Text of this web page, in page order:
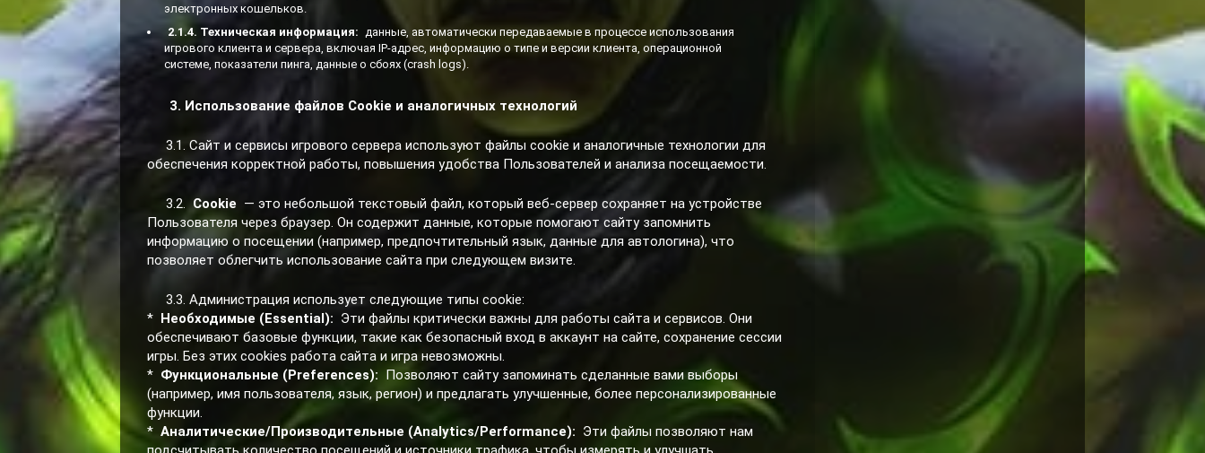
электронных кошельков.
2.1.4. Техническая информация: данные, автоматически передаваемые в процессе использования
игрового клиента и сервера, включая IP-адрес, информацию о типе и версии клиента, операционной
системе, показатели пинга, данные о сбоях (crash logs).
3. Использование файлов Cookie и аналогичных технологий
3.1. Сайт и сервисы игрового сервера используют файлы cookie и аналогичные технологии для
обеспечения корректной работы, повышения удобства Пользователей и анализа посещаемости.
3.2. Cookie — это небольшой текстовый файл, который веб-сервер сохраняет на устройстве
Пользователя через браузер. Он содержит данные, которые помогают сайту запомнить
информацию о посещении (например, предпочтительный язык, данные для автологина), что
позволяет облегчить использование сайта при следующем визите.
3.3. Администрация использует следующие типы cookie:
* Необходимые (Essential): Эти файлы критически важны для работы сайта и сервисов. Они
обеспечивают базовые функции, такие как безопасный вход в аккаунт на сайте, сохранение сессии
игры. Без этих cookies работа сайта и игра невозможны.
* Функциональные (Preferences): Позволяют сайту запоминать сделанные вами выборы
(например, имя пользователя, язык, регион) и предлагать улучшенные, более персонализированные
функции.
* Аналитические/Производительные (Analytics/Performance): Эти файлы позволяют нам